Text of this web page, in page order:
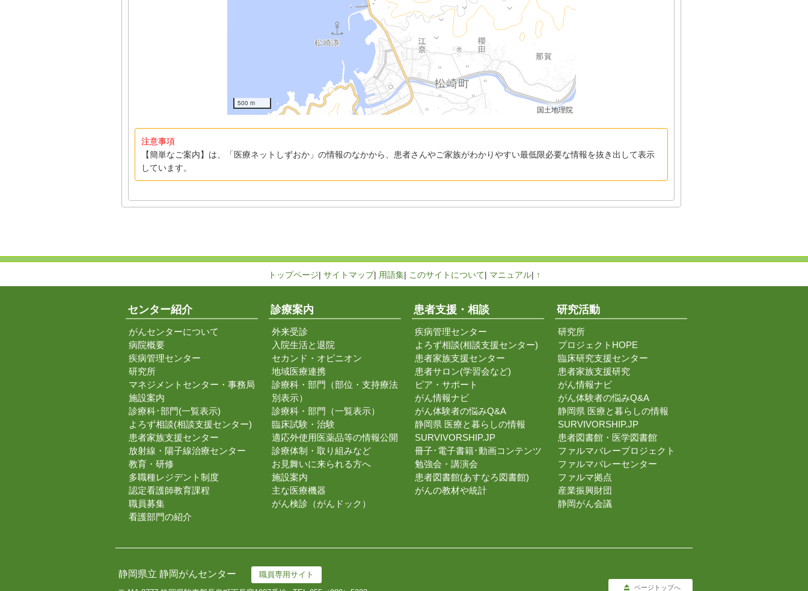
500 m
国土地理院
注意事項
【簡単なご案内】は、「医療ネットしずおか」の情報のなかから、患者さんやご家族がわかりやすい最低限必要な情報を抜き出して表示
しています。
トップページ| サイトマップ| 用語集| このサイトについて| マニュアル| ↑
センター紹介
がんセンターについて
病院概要
疾病管理センター
研究所
マネジメントセンター・事務局
施設案内
診療科･部門(一覧表示)
よろず相談(相談支援センター)
患者家族支援センター
放射線・陽子線治療センター
教育・研修
多職種レジデント制度
認定看護師教育課程
職員募集
看護部門の紹介
診療案内
外来受診
入院生活と退院
セカンド・オピニオン
地域医療連携
診療科・部門（部位・支持療法
別表示）
診療科・部門（一覧表示）
臨床試験・治験
適応外使用医薬品等の情報公開
診療体制・取り組みなど
お見舞いに来られる方へ
施設案内
主な医療機器
がん検診（がんドック）
患者支援・相談
疾病管理センター
よろず相談(相談支援センター)
患者家族支援センター
患者サロン(学習会など)
ピア・サポート
がん情報ナビ
がん体験者の悩みQ&A
静岡県 医療と暮らしの情報
SURVIVORSHIP.JP
冊子･電子書籍･動画コンテンツ
勉強会・講演会
患者図書館(あすなろ図書館)
がんの教材や統計
研究活動
研究所
プロジェクトHOPE
臨床研究支援センター
患者家族支援研究
がん情報ナビ
がん体験者の悩みQ&A
静岡県 医療と暮らしの情報
SURVIVORSHIP.JP
患者図書館・医学図書館
ファルマバレープロジェクト
ファルマバレーセンター
ファルマ拠点
産業振興財団
静岡がん会議
静岡県立 静岡がんセンター 職員専用サイト
ページトップへ